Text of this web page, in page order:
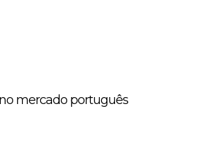
mercado português